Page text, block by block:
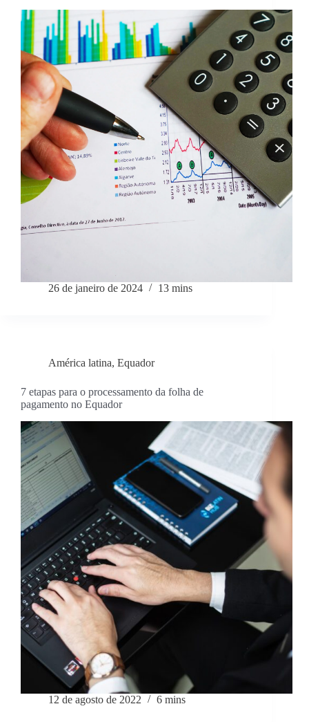
26 de janeiro de 2024 13 mins
América latina, Equador
7 etapas para o processamento da folha de
pagamento no Equador
12 de agosto de 2022 6 mins